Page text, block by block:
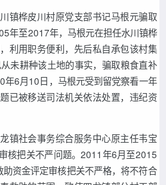
桦皮川村原党支部书记马根元骗取
年至2017年，马根元在担任水川镇桦
利用职务便利，先后私自承包该村集
未耕种该土地的事实，骗取粮食直补
年6月10日，马根元受到留党察看一年
已被移送司法机关依法处置，违纪资
社会事务综合服务中心原主任韦宝
核把关不严问题。2011年6月至2015
助资金评定审核把关不严格，将不符合